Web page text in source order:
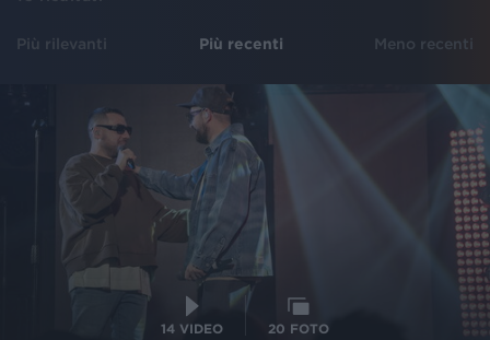
Più rilevanti Più recenti Meno recenti
14 VIDEO 20 FOTO